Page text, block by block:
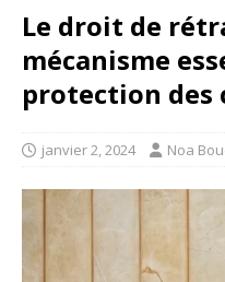
Le droit de
mécanisme
protection des
janvier 2, 2024 Noa